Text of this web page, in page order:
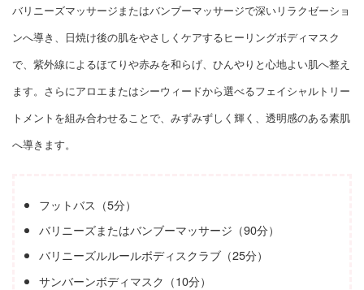
バリニーズマッサージまたはバンブーマッサージで深いリラクゼーショ
ンへ導き、日焼け後の肌をやさしくケアするヒーリングボディマスク
で、紫外線によるほてりや赤みを和らげ、ひんやりと心地よい肌へ整え
ます。さらにアロエまたはシーウィードから選べるフェイシャルトリー
トメントを組み合わせることで、みずみずしく輝く、透明感のある素肌
へ導きます。
フットバス（5分）
バリニーズまたはバンブーマッサージ（90分）
バリニーズルルールボディスクラブ（25分）
サンバーンボディマスク（10分）